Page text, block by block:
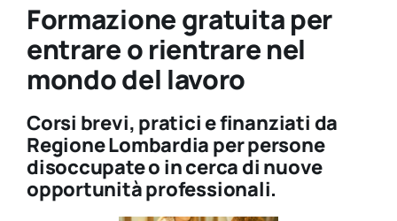
Corsi professionalizzanti
Annunci di lavoro
Servizi di Patronato
Direzione lavoro
Formazione gratuita per
entrare o rientrare nel
mondo del lavoro
Corsi brevi, pratici e finanziati da
Regione Lombardia per persone
disoccupate o in cerca di nuove
opportunità professionali.